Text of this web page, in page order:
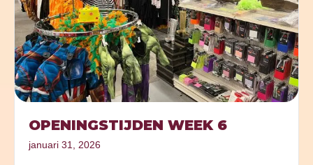
OPENINGSTIJDEN WEEK 6
januari 31, 2026